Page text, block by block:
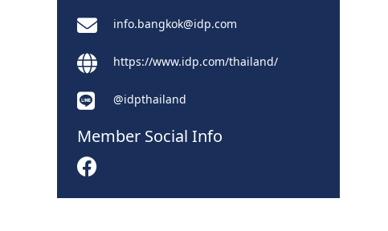
info.bangkok@idp.com
https://www.idp.com/thailand/
@idpthailand
Member Social Info